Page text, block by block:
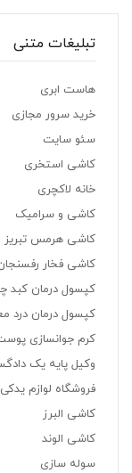
تبلیغات متنی
هاست ابری
خرید سرور مجازی
سئو سایت
کاشی استخری
خانه لاکچری
کاشی و سرامیک
کاشی هرمس تبریز
کاشی فخار
کپسول درمان کبد
کپسول درمان درد
کرم جوانسازی
وکیل پایه یک
فروشگاه لوازم
کاشی البرز
کاشی الوند
سوله سازی